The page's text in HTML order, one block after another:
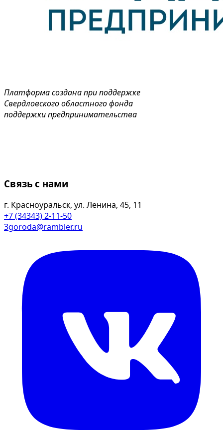
Платформа создана при поддержке
Свердловского областного фонда
поддержки предпринимательства
Связь с нами
г. Красноуральск, ул. Ленина, 45, 11
+7 (34343) 2-11-50
3goroda@rambler.ru